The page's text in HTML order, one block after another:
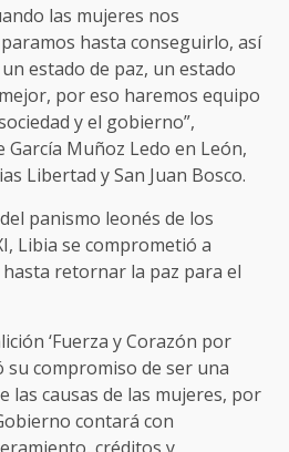
las mujeres nos
hasta conseguirlo, así
estado de paz, un estado
por eso haremos equipo
y el gobierno”,
Muñoz Ledo en León,
Libertad y San Juan Bosco.
panismo leonés de los
Libia se comprometió a
retornar la paz para el
‘Fuerza y Corazón por
su compromiso de ser una
las causas de las mujeres, por
contará con